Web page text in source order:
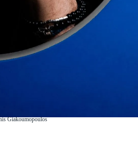
Giakoumopoulos